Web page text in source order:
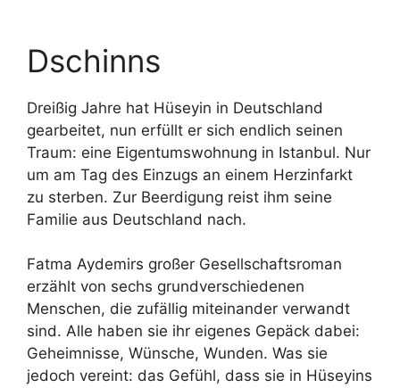
Dschinns
Dreißig Jahre hat Hüseyin in Deutschland
gearbeitet, nun erfüllt er sich endlich seinen
Traum: eine Eigentumswohnung in Istanbul. Nur
um am Tag des Einzugs an einem Herzinfarkt
zu sterben. Zur Beerdigung reist ihm seine
Familie aus Deutschland nach.
Fatma Aydemirs großer Gesellschaftsroman
erzählt von sechs grundverschiedenen
Menschen, die zufällig miteinander verwandt
sind. Alle haben sie ihr eigenes Gepäck dabei:
Geheimnisse, Wünsche, Wunden. Was sie
jedoch vereint: das Gefühl, dass sie in Hüseyins